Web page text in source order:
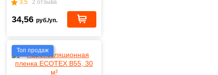
3.5 2 отзыва
34,56 руб./уп.
Топ продаж